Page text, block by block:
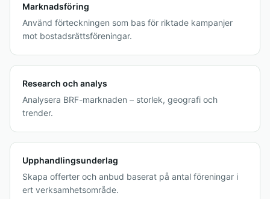
Marknadsföring
Använd förteckningen som bas för riktade kampanjer
mot bostadsrättsföreningar.
Research och analys
Analysera BRF-marknaden – storlek, geografi och
trender.
Upphandlingsunderlag
Skapa offerter och anbud baserat på antal föreningar i
ert verksamhetsområde.